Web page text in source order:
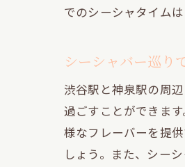
でのシーシャタイム
シーシャバー巡り
渋谷駅と神泉駅の周
過ごすことができま
様なフレーバーを提
しょう。また、シー